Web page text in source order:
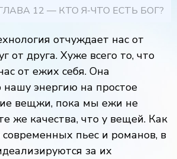
12 — КТО Я-ЧТО ЕСТЬ БОГ?
отчуждает нас от
от друга. Хуже всего то, что
от ежих себя. Она
нашу энергию на простое
вещжи, пока мы ежи не
же качества, что у вещей. Как
пьес и романов, в
за их